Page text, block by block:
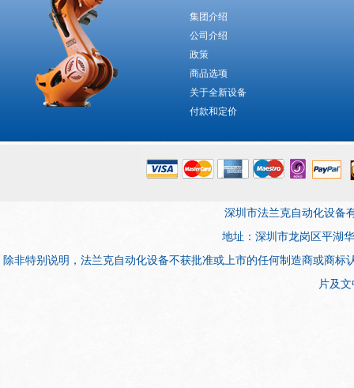
集团介绍
公司介绍
政策
商品选项
关于全新设备
付款和定价
深圳市法兰克自动化设备
地址：深圳市龙岗区平湖
除非特别说明，法兰克自动化设备不获批准或上市的任何制造商或商
片及